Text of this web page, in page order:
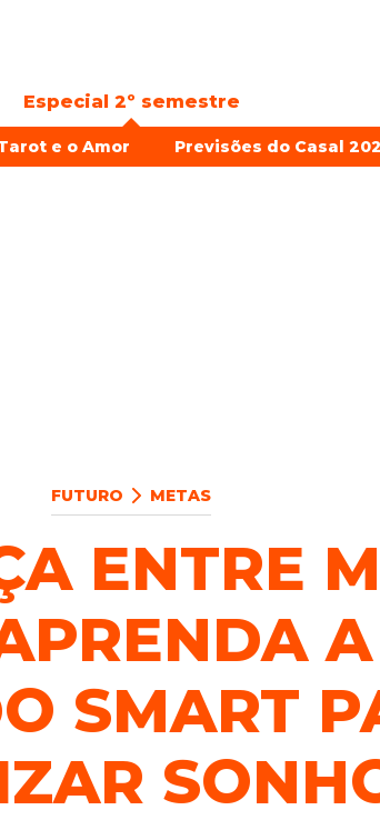
Especial 2º semestre
e o Amor Previsões do Casal
FUTURO METAS
ENTRE
SMART